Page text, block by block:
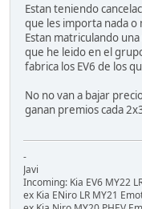
Estan teniendo
que les importa nada o
Estan matriculando
que he leido en el
fabrica los EV6 de los
No no van a bajar
ganan premios cada
-
Javi
Incoming: Kia EV6 MY22
ex Kia ENiro LR MY21